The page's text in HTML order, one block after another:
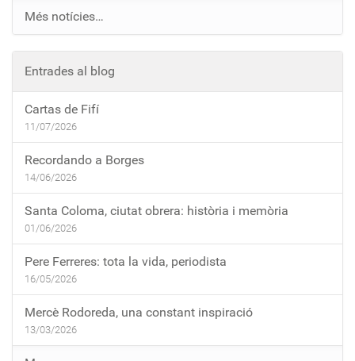
Més notícies…
Entrades al blog
Cartas de Fifí
11/07/2026
Recordando a Borges
14/06/2026
Santa Coloma, ciutat obrera: història i memòria
01/06/2026
Pere Ferreres: tota la vida, periodista
16/05/2026
Mercè Rodoreda, una constant inspiració
13/03/2026